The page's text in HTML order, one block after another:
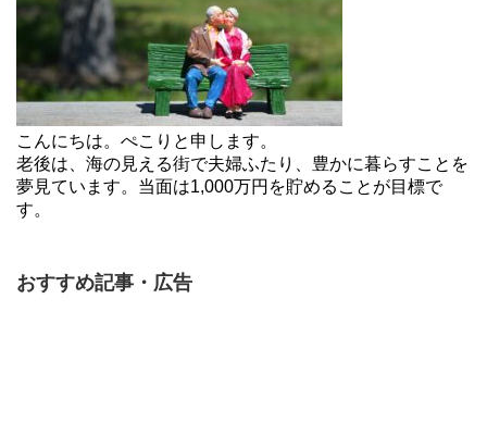
こんにちは。ぺこりと申します。
老後は、海の見える街で夫婦ふたり、豊かに暮らすことを
夢見ています。当面は1,000万円を貯めることが目標で
す。
おすすめ記事・広告